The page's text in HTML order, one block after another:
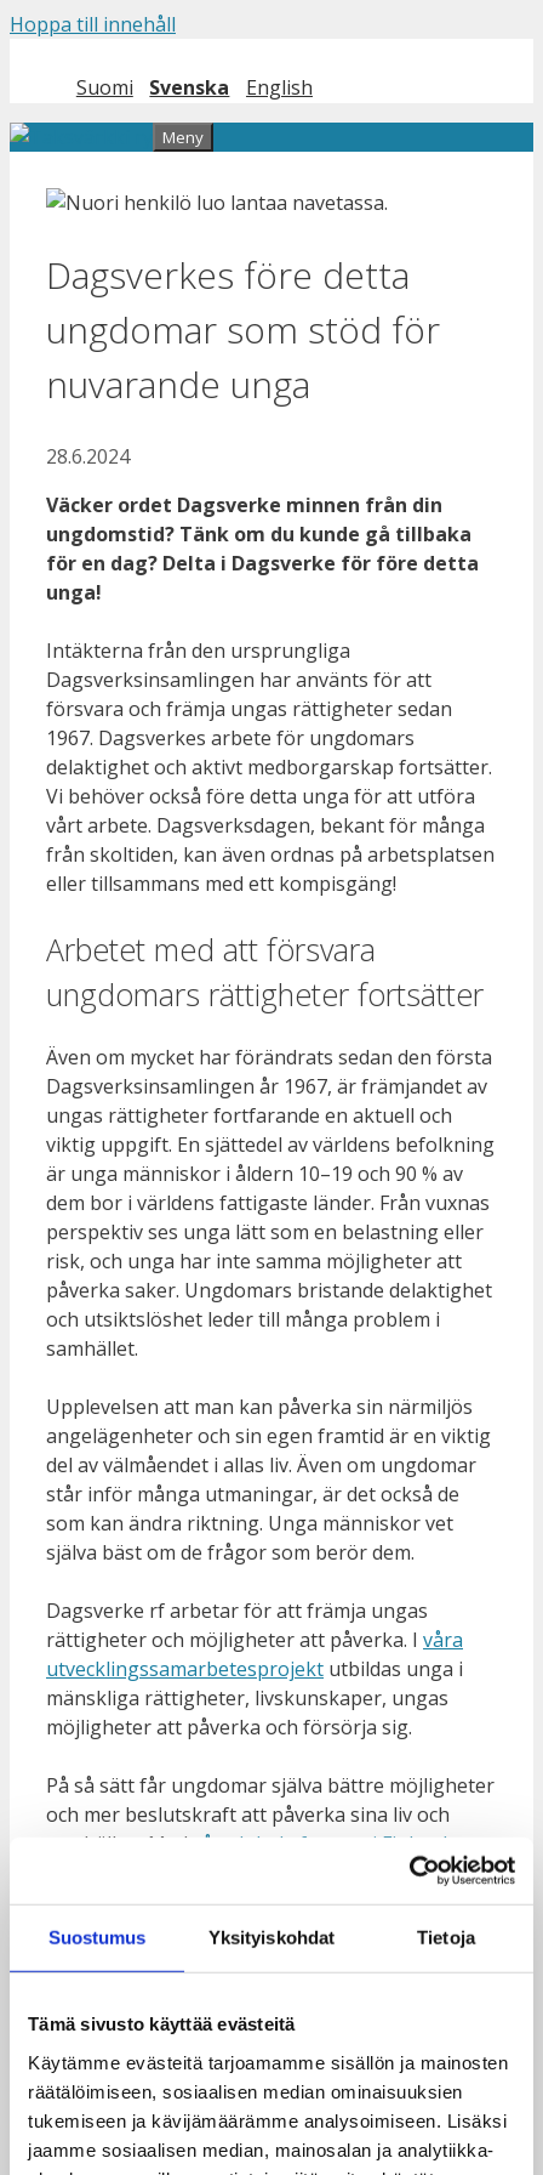
Suostumus Yksityiskohdat Tietoja
Tämä sivusto käyttää evästeitä
Käytämme evästeitä tarjoamamme sisällön ja mainosten
räätälöimiseen, sosiaalisen median ominaisuuksien
tukemiseen ja kävijämäärämme analysoimiseen. Lisäksi
jaamme sosiaalisen median, mainosalan ja analytiikka-
Hoppa till innehåll
Suomi Svenska English
Meny
Dagsverkes före detta
ungdomar som stöd för
nuvarande unga
28.6.2024
Väcker ordet Dagsverke minnen från din
ungdomstid? Tänk om du kunde gå tillbaka
för en dag? Delta i Dagsverke för före detta
unga!
Intäkterna från den ursprungliga
Dagsverksinsamlingen har använts för att
försvara och främja ungas rättigheter sedan
1967. Dagsverkes arbete för ungdomars
delaktighet och aktivt medborgarskap fortsätter.
Vi behöver också före detta unga för att utföra
vårt arbete. Dagsverksdagen, bekant för många
från skoltiden, kan även ordnas på arbetsplatsen
eller tillsammans med ett kompisgäng!
Arbetet med att försvara
ungdomars rättigheter fortsätter
Även om mycket har förändrats sedan den första
Dagsverksinsamlingen år 1967, är främjandet av
ungas rättigheter fortfarande en aktuell och
viktig uppgift. En sjättedel av världens befolkning
är unga människor i åldern 10–19 och 90 % av
dem bor i världens fattigaste länder. Från vuxnas
perspektiv ses unga lätt som en belastning eller
risk, och unga har inte samma möjligheter att
påverka saker. Ungdomars bristande delaktighet
och utsiktslöshet leder till många problem i
samhället.
Upplevelsen att man kan påverka sin närmiljös
angelägenheter och sin egen framtid är en viktig
del av välmåendet i allas liv. Även om ungdomar
står inför många utmaningar, är det också de
som kan ändra riktning. Unga människor vet
själva bäst om de frågor som berör dem.
Dagsverke rf arbetar för att främja ungas
rättigheter och möjligheter att påverka. I våra
utvecklingssamarbetesprojekt utbildas unga i
mänskliga rättigheter, livskunskaper, ungas
möjligheter att påverka och försörja sig.
På så sätt får ungdomar själva bättre möjligheter
och mer beslutskraft att påverka sina liv och
samhällen. Med
vår globala fostran i Finland
stödjer vi ungdomars färdigheter att främja en
jämlik värld och hållbar utveckling.
Dagsverksnostalgi
För att i framtiden kunna fortsätta vårt arbete